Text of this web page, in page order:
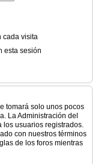
cada visita
esta sesión
tomará solo unos pocos
La Administración del
los usuarios registrados.
con nuestros términos
de los foros mientras